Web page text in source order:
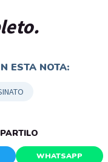
ESTA NOTA:
WHATSAPP